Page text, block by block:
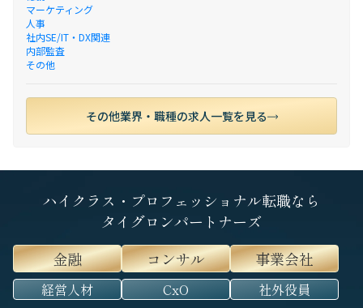
マーケティング
人事
社内SE/IT・DX関連
内部監査
その他
その他業界・職種の求人一覧を見る
ハイクラス・プロフェッショナル転職なら
タイグロンパートナーズ
金融
コンサル 事業会社
経営人材 CxO 社外役員